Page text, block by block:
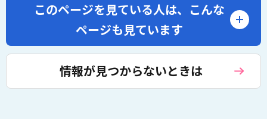
このページを見ている人は、 こんな
ページも見ています
情報が見つからないときは